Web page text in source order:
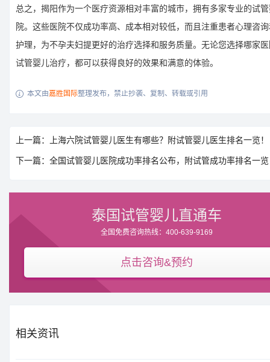
总之，揭阳作为一个医疗资源相对丰富的城市，拥有多家专业的试
院。这些医院不仅成功率高、成本相对较低，而且注重患者心理咨
护理，为不孕夫妇提更好的治疗选择和服务质量。无论您选择哪家
试管婴儿治疗，都可以获得良好的效果和满意的体验。
 本文由嘉胜国际整理发布，禁止抄袭、复制、转载或引用
上一篇：上海六院试管婴儿医生有哪些？附试管婴儿医生排名一览！
下一篇：全国试管婴儿医院成功率排名公布，附试管成功率排名一
泰国试管婴儿直通车
全国免费咨询热线：400-639-9169
点击咨询&预约
相关资讯